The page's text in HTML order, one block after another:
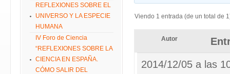
Viendo 1 entrada (de un total de
Autor
2014/12/05 a las
REFLEXIONES SOBRE EL
UNIVERSO Y LA ESPECIE
HUMANA
IV Foro de Ciencia
“REFLEXIONES SOBRE LA
CIENCIA EN ESPAÑA.
CÓMO SALIR DEL